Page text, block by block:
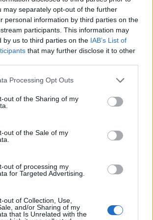
may separately opt-out of the further
personal information by third parties on the
participants. This information may
by us to third parties on the IAB’s List of
that may further disclose it to other
website/app uses one or more Google
visit or usage behaviour. You may click to
to Google and its third-party tags to
below specified purposes in below Google
Processing Opt Outs
out of the Sharing of my
out of the Sale of my
out of processing my
for Targeted Advertising.
out of Collection, Use,
and/or Sharing of my
that Is Unrelated with the
τα παπούτσια της και εκείνη
με τους Gypsy Kings», είπε. «Ο
στον Freddie Mercury και του
εδώ, έλα εδώ, βλέπουμε τα